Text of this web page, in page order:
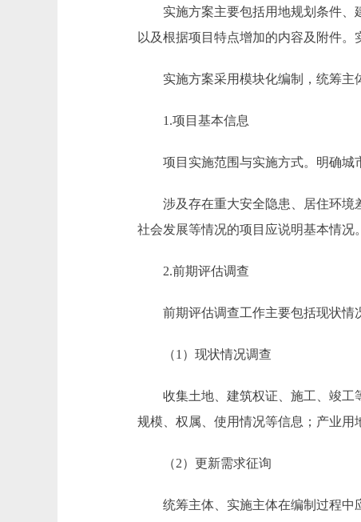
实施方案主要包括用地规划条件、建
以及根据项目特点增加的内容及附件
实施方案采用模块化编制，统筹主
1.项目基本信息
项目实施范围与实施方式。明确城市
涉及存在重大安全隐患、居住环境差
社会发展等情况的项目应说明基本情况。
2.前期评估调查
前期评估调查工作主要包括现状情
（1）现状情况调查
收集土地、建筑权证、施工、竣工等
规模、权属、使用情况等信息；产业用
（2）更新需求征询
统筹主体、实施主体在编制过程中应